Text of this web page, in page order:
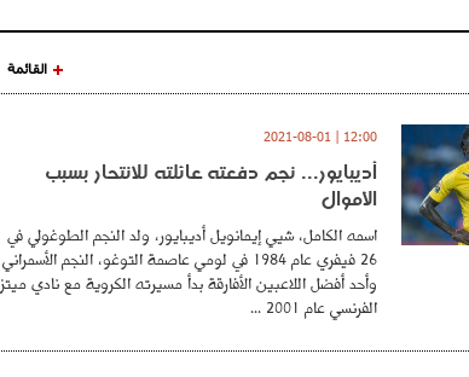
القائمة
12:00 | 2021-08-01
أديبايور... نجم دفعته عائلته للانتحار بسبب
الأموال
اسمه الكامل، شيي إيمانويل أديبايور، ولد النجم الطوغولي في
26 فيفري عام 1984 في لومي عاصمة التوغو، النجم الأسمراني
وأحد أفضل اللاعبين الأفارقة بدأ مسيرته الكروية مع نادي ميتز
الفرنسي عام 2001 ...